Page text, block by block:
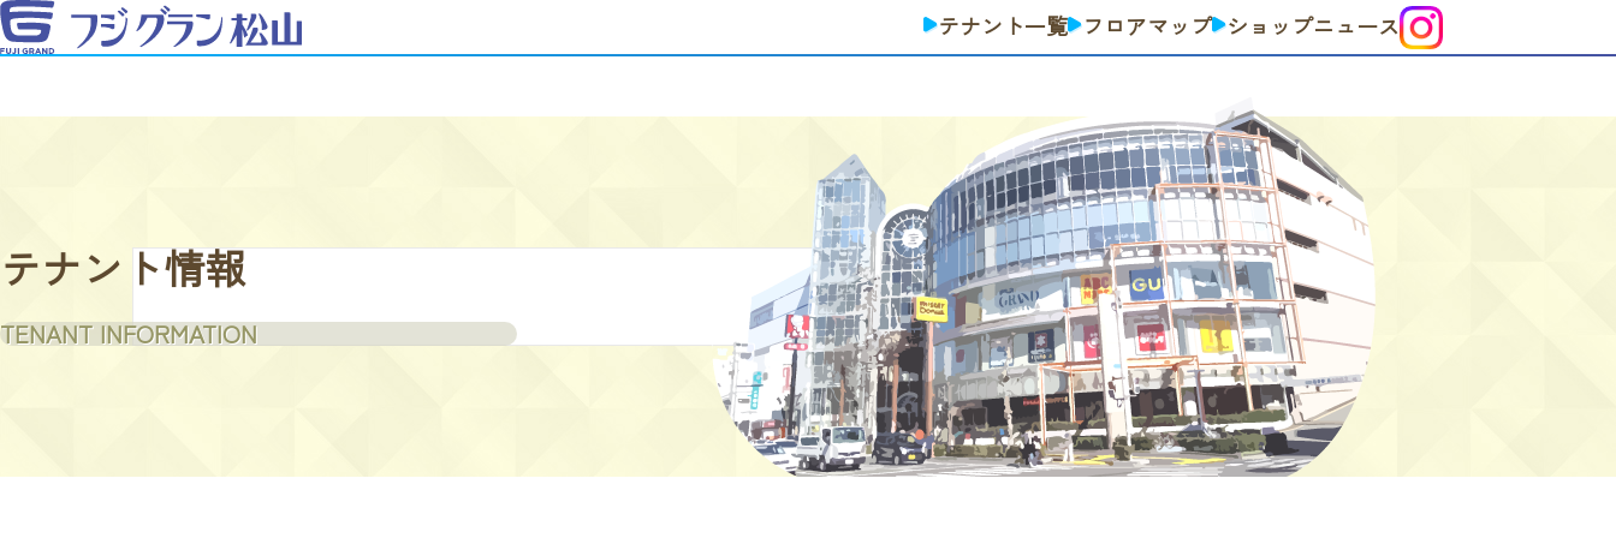
テナント一覧 フロアマップ ショップニュース
テナント情報
TENANT INFORMATION